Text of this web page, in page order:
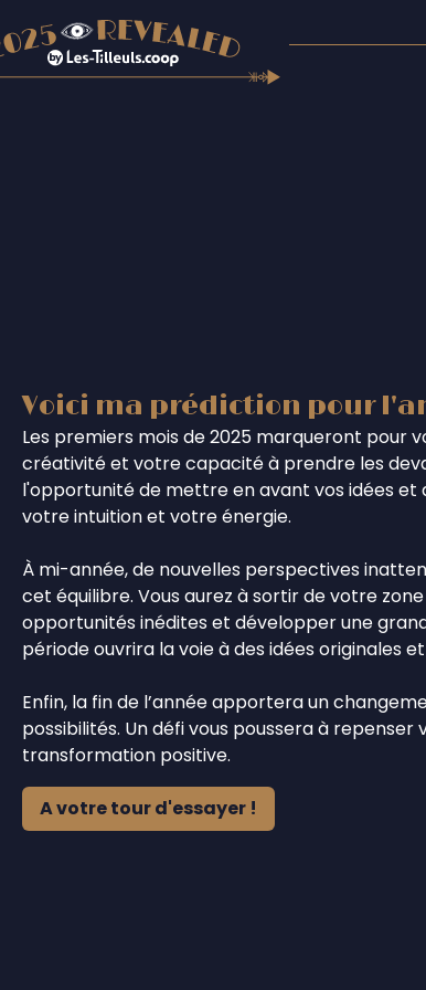
Voici ma prédiction pour
Les premiers mois de 2025 marqueront pour
créativité et votre capacité à prendre les
l'opportunité de mettre en avant vos idées
votre intuition et votre énergie.
À mi-année, de nouvelles perspectives
cet équilibre. Vous aurez à sortir de votre
opportunités inédites et développer une
période ouvrira la voie à des idées originales
Enfin, la fin de l’année apportera un
possibilités. Un défi vous poussera à
transformation positive.
A votre tour d'essayer !